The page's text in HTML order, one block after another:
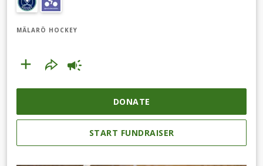
MÄLARÖ HOCKEY
DONATE
START FUNDRAISER